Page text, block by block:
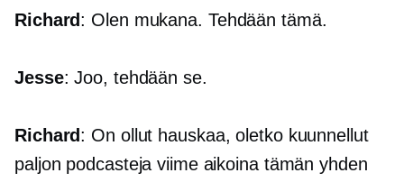
Richard: Olen mukana. Tehdään tämä.
Jesse: Joo, tehdään se.
Richard: On ollut hauskaa, oletko kuunnellut
paljon podcasteja viime aikoina tämän yhden